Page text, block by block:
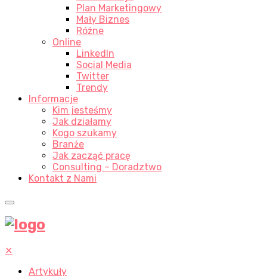
Plan Marketingowy
Mały Biznes
Różne
Online
LinkedIn
Social Media
Twitter
Trendy
Informacje
Kim jesteśmy
Jak działamy
Kogo szukamy
Branże
Jak zacząć pracę
Consulting – Doradztwo
Kontakt z Nami
✕
Artykuły